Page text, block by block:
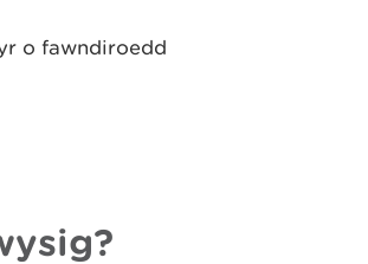
o fawndiroedd